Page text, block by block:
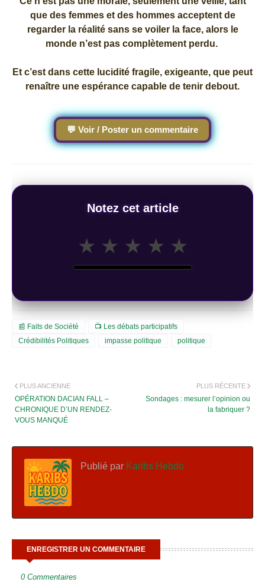
que des femmes et des hommes acceptent de
regarder la réalité sans se voiler la face, alors le
monde n’est pas complètement perdu.
Et c’est dans cette lucidité fragile, exigeante, que peut
renaître une espérance capable de tenir debout.
💬 Voir / Poster un commentaire
Notez cet article
★ ★ ★ ★ ★
📰 Faits de Société
📺 Les débats participatifs
Crédibilités Politiques
impasse politique politique
PLUS RÉCENTE
Sondages : mesurer l’opinion ou
la fabriquer ?
PLUS ANCIENNE
OPÉRATION DACIAN FALL –
CHRONIQUE D’UN RENDEZ-
VOUS MANQUÉ
Publié par Karibs Hebdo
ENREGISTRER UN COMMENTAIRE
0 Commentaires